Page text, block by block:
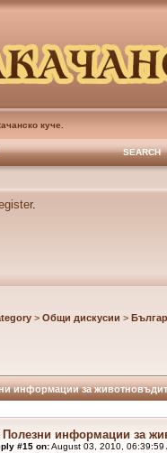
куче.
SEARCH
.
> Общи дискусии >
информации за
Полезни информации за
#15 on:August 03, 2010, 06:39:59